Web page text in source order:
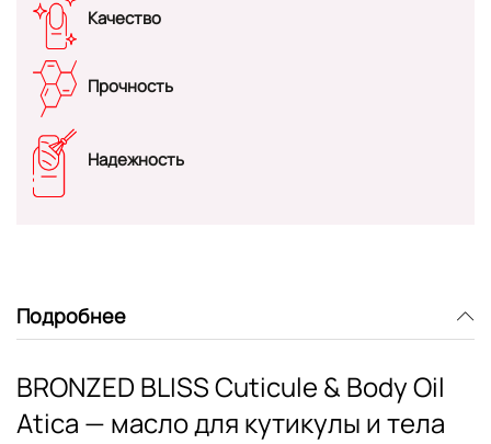
Качество
Прочность
Надежность
Подробнее
BRONZED BLISS Cuticule & Body Oil
Atica — масло для кутикулы и тела